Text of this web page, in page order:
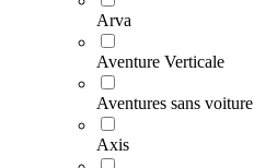
Arva
Aventure Verticale
Aventures sans voiture
Axis